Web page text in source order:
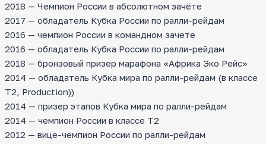
2018 — Чемпион России в абсолютном зачёте
2017 — обладатель Кубка России по ралли-рейдам
2016 — чемпион России в командном зачете
2016 — обладатель Кубка России по ралли-рейдам
2018 — бронзовый призер марафона «Африка Эко Рейс»
2014 — обладатель Кубка мира по ралли-рейдам (в классе
T2, Production))
2014 — призер этапов Кубка мира по ралли-рейдам
2014 — чемпион России в классе Т2
2012 — вице-чемпион России по ралли-рейдам